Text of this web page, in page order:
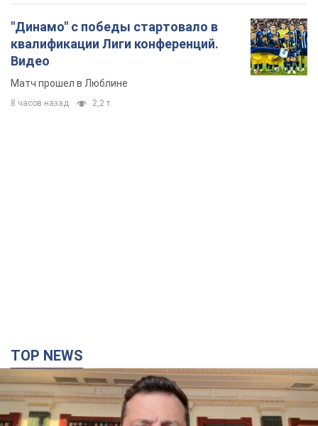
"Динамо" с победы стартовало в
квалификации Лиги конференций.
Видео
Матч прошел в Люблине
8 часов назад 2,2 т.
TOP NEWS